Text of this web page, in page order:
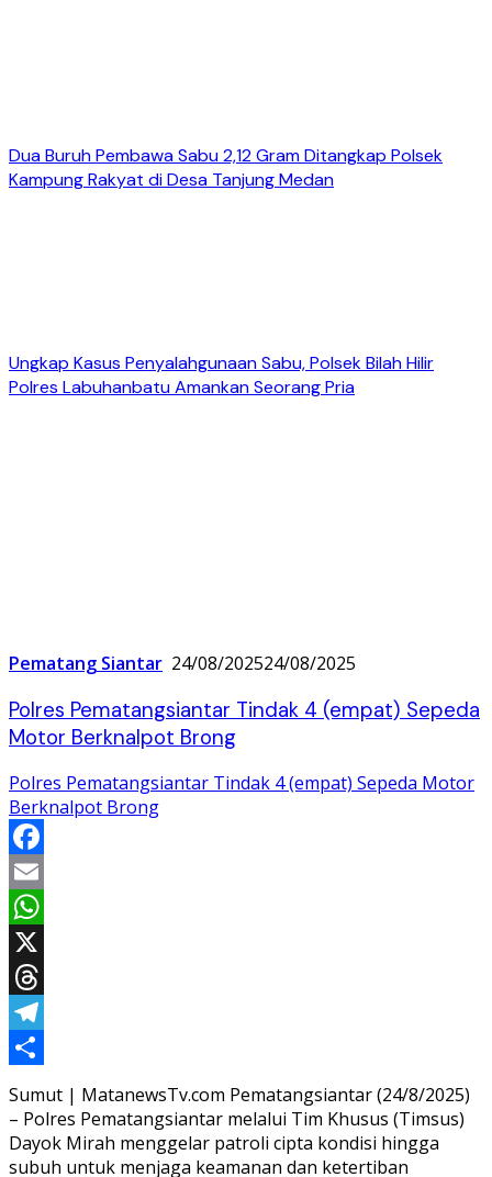
Dua Buruh Pembawa Sabu 2,12 Gram Ditangkap Polsek
Kampung Rakyat di Desa Tanjung Medan
Ungkap Kasus Penyalahgunaan Sabu, Polsek Bilah Hilir
Polres Labuhanbatu Amankan Seorang Pria
Pematang Siantar 24/08/202524/08/2025
Polres Pematangsiantar Tindak 4 (empat) Sepeda
Motor Berknalpot Brong
Polres Pematangsiantar Tindak 4 (empat) Sepeda Motor
Berknalpot Brong
Facebook
Email
WhatsApp
X
Threads
Telegram
Share
Sumut | MatanewsTv.com Pematangsiantar (24/8/2025)
– Polres Pematangsiantar melalui Tim Khusus (Timsus)
Dayok Mirah menggelar patroli cipta kondisi hingga
subuh untuk menjaga keamanan dan ketertiban